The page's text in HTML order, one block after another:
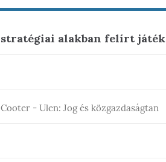
stratégiai alakban felírt játék
Cooter - Ulen: Jog és közgazdaságtan